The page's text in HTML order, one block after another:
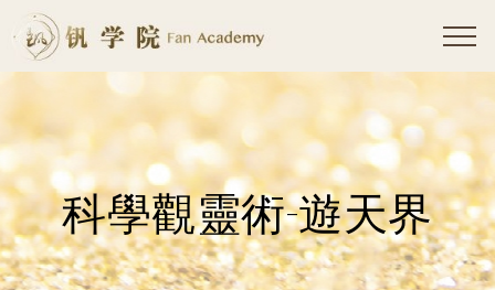
科學觀靈術-遊天界